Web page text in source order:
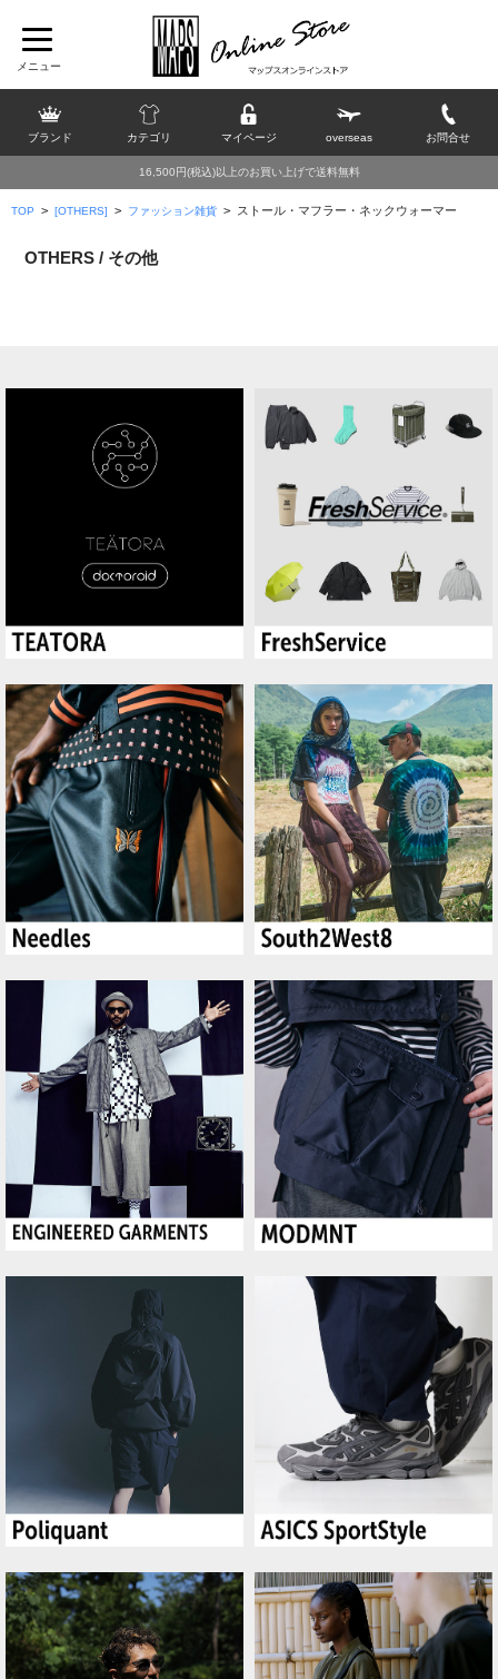
ブランド カテゴリ マイページ overseas お問合せ
16,500円(税込)以上のお買い上げで送料無料
TOP > [OTHERS] > ファッション雑貨 > ストール・マフラー・ネックウォーマー
OTHERS / その他